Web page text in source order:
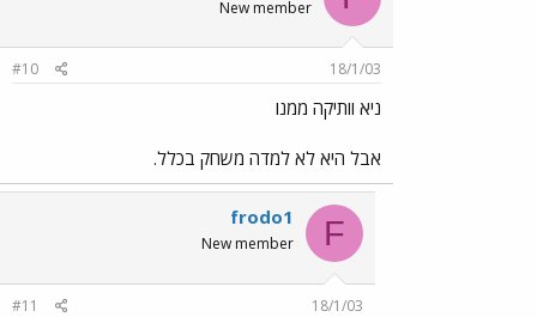
New member
18/1/03
#10
ניא וותיקה ממנו
אבל היא לא למדה משחק בכלל.
F
frodo1
New member
18/1/03
#11